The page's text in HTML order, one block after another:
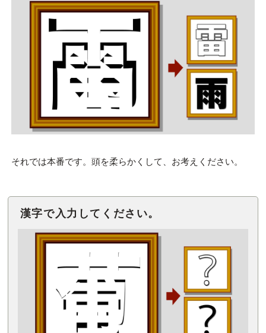
それでは本番です。頭を柔らかくして、お考えください。
漢字で入力してください。